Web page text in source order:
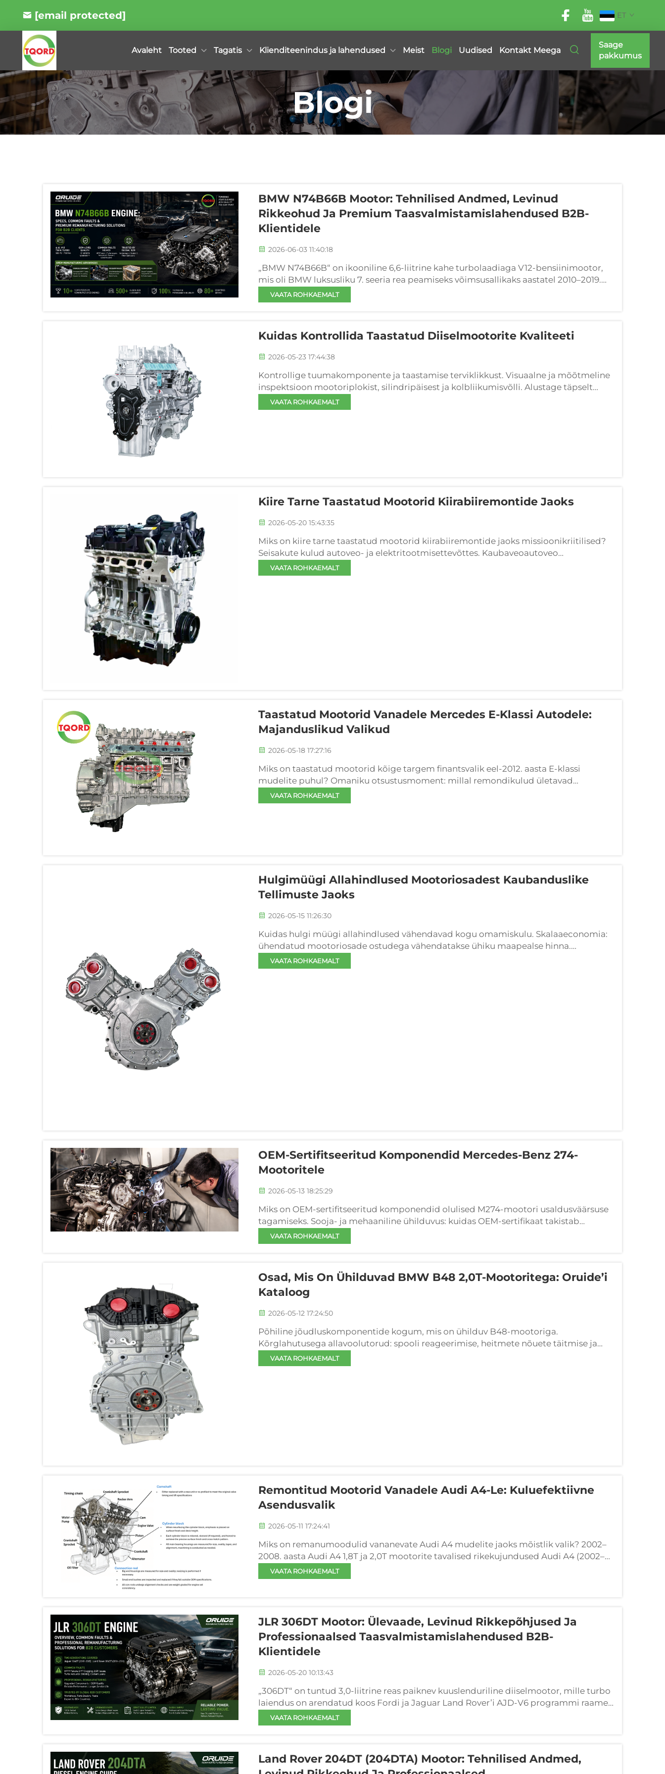
[email protected] ET
Avaleht Tooted Tagatis Klienditeenindus ja lahendused Meist Blogi Uudised Kontakt Meega
Saage
pakkumus
Blogi
BMW N74B66B Mootor: Tehnilised Andmed, Levinud
Rikkeohud Ja Premium Taasvalmistamislahendused B2B-
Klientidele
2026-06-03 11:40:18
„BMW N74B66B“ on ikooniline 6,6-liitrine kahe turbolaadiaga V12-bensiinimootor,
mis oli BMW luksusliku 7. seeria rea peamiseks võimsusallikaks aastatel 2010–2019.
Seda tunnustatakse üleüldiselt suurepärase täpsuse, lineaarse võimsusandmise ja
suurepärase madala...
VAATA ROHKAEMALT
Kuidas Kontrollida Taastatud Diiselmootorite Kvaliteeti
2026-05-23 17:44:38
Kontrollige tuumakomponente ja taastamise terviklikkust. Visuaalne ja mõõtmeline
inspektsioon mootoriplokist, silindripäisest ja kolbliikumisvõlli. Alustage täpselt
mootoriploki, silindripäisa ja kolbliikumisvõlli ülevaatamisega, et tuvastada eelnevat
kahjustust või madala kvaliteediga remonti — eriti...
VAATA ROHKAEMALT
Kiire Tarne Taastatud Mootorid Kiirabiiremontide Jaoks
2026-05-20 15:43:35
Miks on kiire tarne taastatud mootorid kiirabiiremontide jaoks missioonikriitilised?
Seisakute kulud autoveo- ja elektritootmisettevõttes. Kaubaveoautoveo
operaatoreile — sealhulgas kaugliiklusele, viimase miili tarnetele, ehitusse...
VAATA ROHKAEMALT
Taastatud Mootorid Vanadele Mercedes E-Klassi Autodele:
Majanduslikud Valikud
2026-05-18 17:27:16
Miks on taastatud mootorid kõige targem finantsvalik eel-2012. aasta E-klassi
mudelite puhul? Omaniku otsustusmoment: millal remondikulud ületavad
langenud väärtust. Eel-2012. aasta Mercedes E-klassi auto omanikuna sõidate
tavaliselt autot, mille turuväärtus on 5000–12 000 USD...
VAATA ROHKAEMALT
Hulgimüügi Allahindlused Mootoriosadest Kaubanduslike
Tellimuste Jaoks
2026-05-15 11:26:30
Kuidas hulgi müügi allahindlused vähendavad kogu omamiskulu. Skalaaeconomia:
ühendatud mootoriosade ostudega vähendatakse ühiku maapealse hinna.
Mootoriosade tellimuste ühendamine hulgitellimusteks vähendab otseselt ühiku
maapealse hinna. Suured...
VAATA ROHKAEMALT
OEM-Sertifitseeritud Komponendid Mercedes-Benz 274-
Mootoritele
2026-05-13 18:25:29
Miks on OEM-sertifitseeritud komponendid olulised M274-mootori usaldusväärsuse
tagamiseks. Sooja- ja mehaaniline ühilduvus: kuidas OEM-sertifikaat takistab
turbolaadija ja kollektori katkemist. M274 2,0-liitrine turbomootor töötab äärmiselt
kõrgel väljalaskegaasi temperatuuril...
VAATA ROHKAEMALT
Osad, Mis On Ühilduvad BMW B48 2,0T-Mootoritega: Oruide’i
Kataloog
2026-05-12 17:24:50
Põhiline jõudluskomponentide kogum, mis on ühilduv B48-mootoriga.
Kõrglahutusega allavoolutorud: spooli reageerimise, heitmete nõuete täitmise ja
B48 paigaldustäpsuse tasakaalustamine. Uuendatud allavoolutorud vähendavad
oluliselt väljalaske tagasurvet, parandades turbospooli reageerimist 12&n...
VAATA ROHKAEMALT
Remontitud Mootorid Vanadele Audi A4-Le: Kuluefektiivne
Asendusvalik
2026-05-11 17:24:41
Miks on remanumoodulid vananevate Audi A4 mudelite jaoks mõistlik valik? 2002–
2008. aasta Audi A4 1,8T ja 2,0T mootorite tavalised rikekujundused Audi A4 (2002–
2008) 1,8T ja 2,0T mootorid on kalduvad ennustatavatele, suurt mõju avaldavatele
rikele—...
VAATA ROHKAEMALT
JLR 306DT Mootor: Ülevaade, Levinud Rikkepõhjused Ja
Professionaalsed Taasvalmistamislahendused B2B-
Klientidele
2026-05-20 10:13:43
„306DT“ on tuntud 3,0-liitrine reas paiknev kuuslenduriline diiselmootor, mille turbo
laiendus on arendatud koos Fordi ja Jaguar Land Rover’i AJD-V6 programmi raames
ning mis on olnud kahe põlvkonna jooksul ülemaailmselt kasutatav peamiseks
võimsusallikaks premiumklassi sõiduautode ja off-road SUV-ide jaoks. Koos...
VAATA ROHKAEMALT
Land Rover 204DT (204DTA) Mootor: Tehnilised Andmed,